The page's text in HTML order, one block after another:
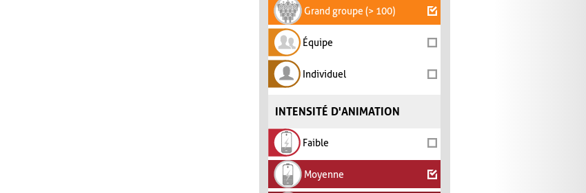
Grand groupe (> 100)
Équipe
Individuel
INTENSITÉ D'ANIMATION
Faible
Moyenne